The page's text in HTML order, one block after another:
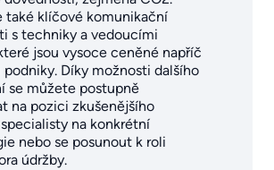
také klíčové komunikační
s techniky a vedoucími
jsou vysoce ceněné napříč
Díky možnosti dalšího
se můžete postupně
na pozici zkušenějšího
na konkrétní
nebo se posunout k roli
údržby.